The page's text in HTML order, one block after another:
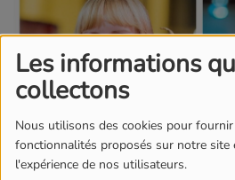
Les informations
collectons
Nous utilisons des cookies pour
fonctionnalités proposés sur notre site
l'expérience de nos utilisateurs.